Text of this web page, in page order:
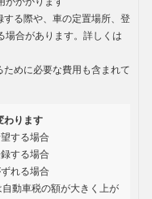
る際や、車の定置場所、登
場合があります。詳しくは
めに必要な費用も含まれて
わります
する場合
する場合
れる場合
自動車税の額が大きく上が